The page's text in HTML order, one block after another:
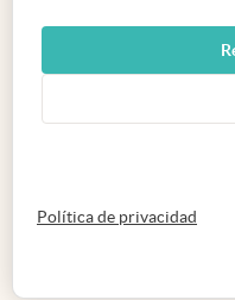
Política de privacidad